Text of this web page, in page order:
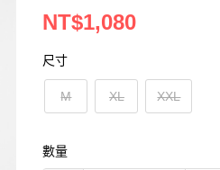
NT$1,080
尺寸
M XL XXL
數量